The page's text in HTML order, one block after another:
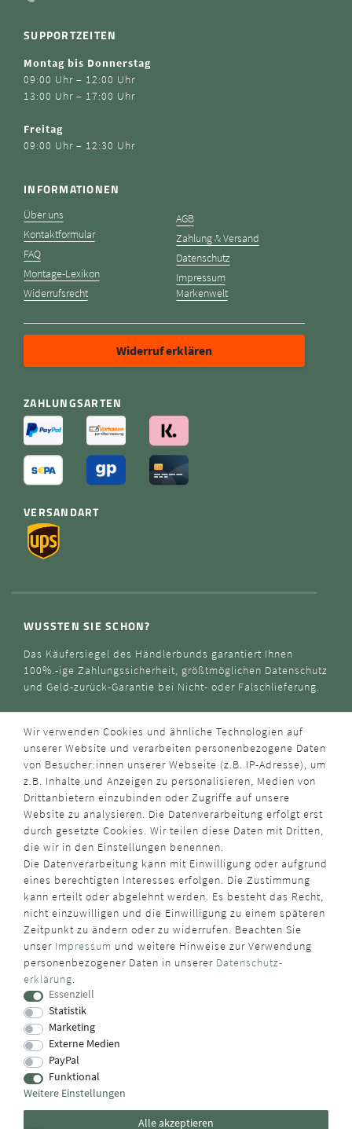
SUPPORTZEITEN
Montag bis Donnerstag
09:00 Uhr – 12:00 Uhr
13:00 Uhr – 17:00 Uhr
Freitag
09:00 Uhr – 12:30 Uhr
INFORMATIONEN
Über uns
Kontaktformular
FAQ
Montage-Lexikon
Widerrufsrecht
AGB
Zahlung & Versand
Datenschutz
Impressum
Markenwelt
Widerruf erklären
ZAHLUNGSARTEN
VERSANDART
WUSSTEN SIE SCHON?
Das Käufersiegel des Händlerbunds garantiert Ihnen
100%.-ige Zahlungssicherheit, größtmöglichen Datenschutz
und Geld-zurück-Garantie bei Nicht- oder Falschlieferung.
Wir verwenden Cookies und ähnliche Technologien auf
unserer Website und verarbeiten personenbezogene Daten
von Besucher:innen unserer Webseite (z.B. IP-Adresse), um
z.B. Inhalte und Anzeigen zu personalisieren, Medien von
Drittanbietern einzubinden oder Zugriffe auf unsere
Website zu analysieren. Die Datenverarbeitung erfolgt erst
durch gesetzte Cookies. Wir teilen diese Daten mit Dritten,
die wir in den Einstellungen benennen.
Die Datenverarbeitung kann mit Einwilligung oder aufgrund
eines berechtigten Interesses erfolgen. Die Zustimmung
kann erteilt oder abgelehnt werden. Es besteht das Recht,
nicht einzuwilligen und die Einwilligung zu einem späteren
Zeitpunkt zu ändern oder zu widerrufen. Beachten Sie
unser Impressum und weitere Hinweise zur Verwendung
personenbezogener Daten in unserer Daten­schutz­
erklärung.
Essenziell
Statistik
Marketing
Externe Medien
PayPal
Funktional
Weitere Einstellungen
Alle akzeptieren